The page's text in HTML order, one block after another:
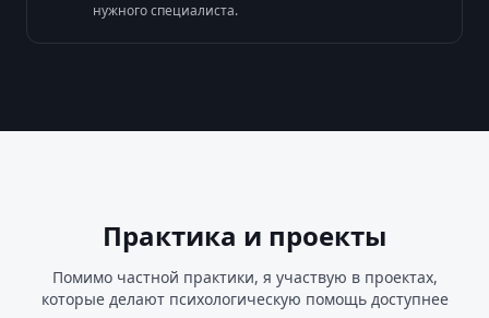
нужного специалиста.
Практика и проекты
Помимо частной практики, я участвую в проектах,
которые делают психологическую помощь доступнее